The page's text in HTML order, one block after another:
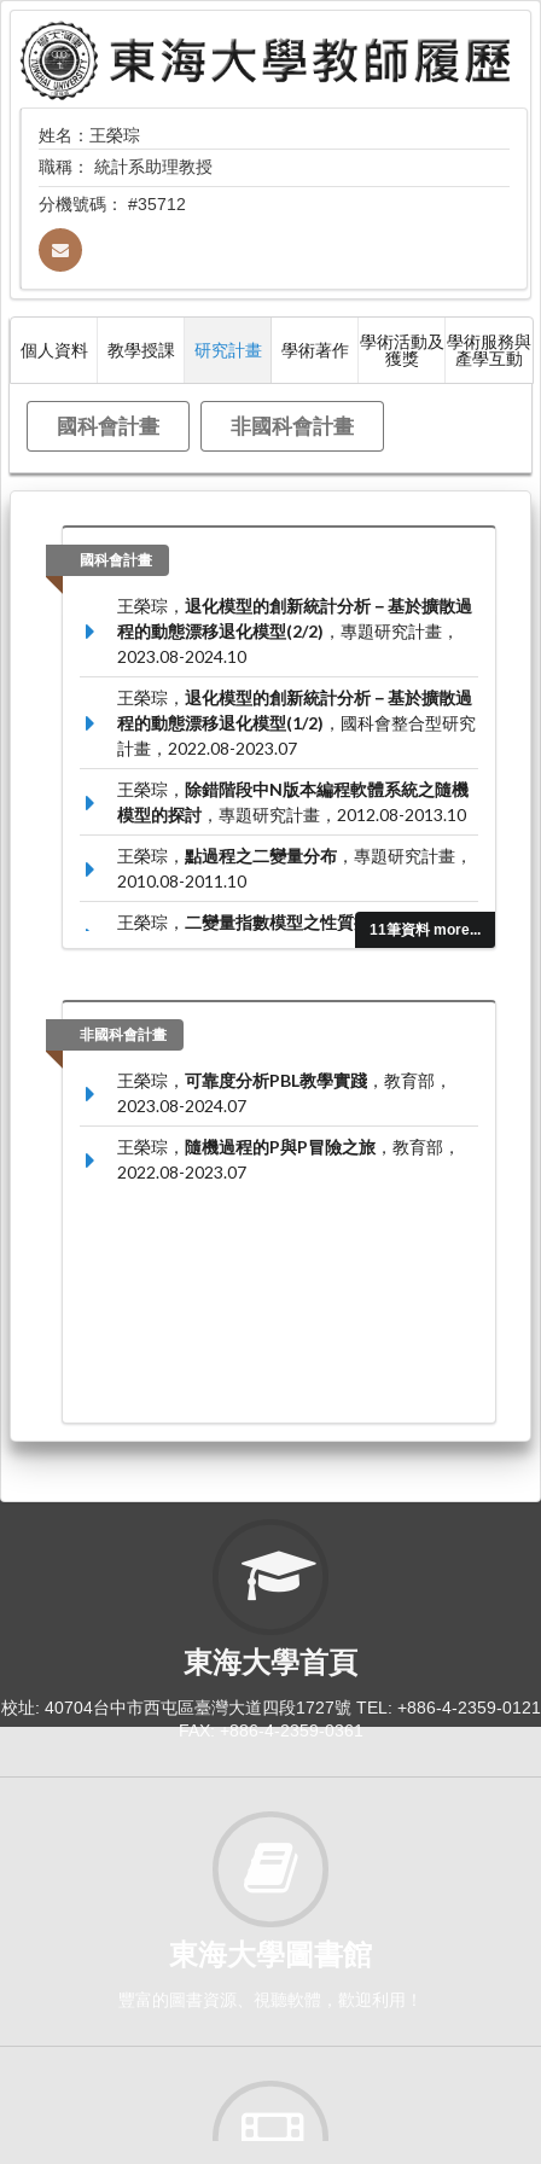
姓名：王榮琮
職稱： 統計系助理教授
分機號碼： #35712
個人資料 教學授課 研究計畫 學術著作 學術活動及
獲獎
學術服務與
產學互動
國科會計畫 非國科會計畫
國科會計畫
11筆資料 more...
王榮琮， 退化模型的創新統計分析－基於擴散過
程的動態漂移退化模型(2/2) ，專題研究計畫，
2023.08-2024.10
王榮琮， 退化模型的創新統計分析－基於擴散過
程的動態漂移退化模型(1/2) ，國科會整合型研究
計畫，2022.08-2023.07
王榮琮， 除錯階段中N版本編程軟體系統之隨機
模型的探討 ，專題研究計畫，2012.08-2013.10
王榮琮， 點過程之二變量分布 ，專題研究計畫，
2010.08-2011.10
王榮琮， 二變量指數模型之性質探討及其應用，
專題研究計畫，2009.08-2010.10
非國科會計畫
王榮琮， 可靠度分析PBL教學實踐 ，教育部，
2023.08-2024.07
王榮琮， 隨機過程的P與P冒險之旅 ，教育部，
2022.08-2023.07
東海大學首頁
校址: 40704台中市西屯區臺灣大道四段1727號 TEL: +886-4-2359-0121
FAX: +886-4-2359-0361
東海大學圖書館
豐富的圖書資源、視聽軟體，歡迎利用！